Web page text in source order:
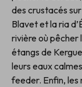
des crustacés
Blavet et la ria
rivière où pêcher
étangs de
leurs eaux
feeder. Enfin, les